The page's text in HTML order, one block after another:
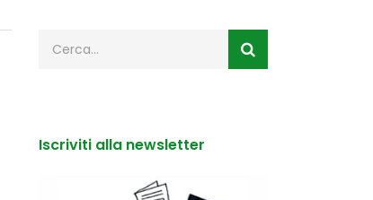
Iscriviti alla newsletter